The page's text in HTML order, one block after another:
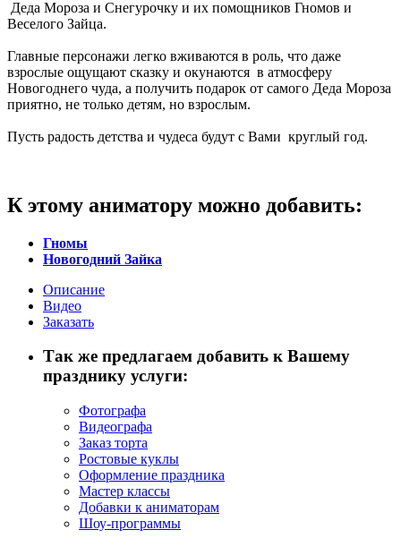
Деда Мороза и Снегурочку и их помощников Гномов и
Веселого Зайца.
Главные персонажи легко вживаются в роль, что даже
взрослые ощущают сказку и окунаются в атмосферу
Новогоднего чуда, а получить подарок от самого Деда Мороза
приятно, не только детям, но взрослым.
Пусть радость детства и чудеса будут с Вами круглый год.
К этому аниматору можно добавить:
Гномы
Новогодний Зайка
Описание
Видео
Заказать
Так же предлагаем добавить к Вашему
празднику услуги:
Фотографа
Видеографа
Заказ торта
Ростовые куклы
Оформление праздника
Мастер классы
Добавки к аниматорам
Шоу-программы